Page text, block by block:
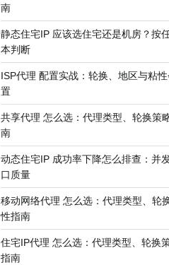
南
静态住宅IP 应该选住宅还是机房？按
本判断
ISP代理 配置实战：轮换、地区与粘
置
共享代理 怎么选：代理类型、轮换策
南
动态住宅IP 成功率下降怎么排查：并
口质量
移动网络代理 怎么选：代理类型、轮
性指南
住宅IP代理 怎么选：代理类型、轮换
指南